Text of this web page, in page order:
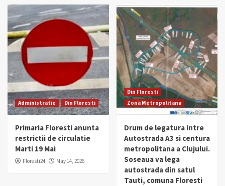
Administratie Din Floresti
Primaria Floresti anunta
restrictii de circulatie
Marti 19 Mai
Floresti24 May 14, 2026
Din Floresti
Zona Metropolitana
Drum de legatura intre
Autostrada A3 si centura
metropolitana a Clujului.
Soseaua va lega
autostrada din satul
Tauti, comuna Floresti